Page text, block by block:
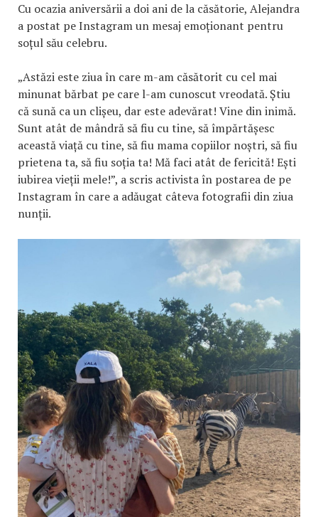
Cu ocazia aniversării a doi ani de la căsătorie, Alejandra
a postat pe Instagram un mesaj emoționant pentru
soțul său celebru.
„Astăzi este ziua în care m-am căsătorit cu cel mai
minunat bărbat pe care l-am cunoscut vreodată. Știu
că sună ca un clișeu, dar este adevărat! Vine din inimă.
Sunt atât de mândră să fiu cu tine, să împărtășesc
această viață cu tine, să fiu mama copiilor noștri, să fiu
prietena ta, să fiu soția ta! Mă faci atât de fericită! Ești
iubirea vieții mele!”, a scris activista în postarea de pe
Instagram în care a adăugat câteva fotografii din ziua
nunții.